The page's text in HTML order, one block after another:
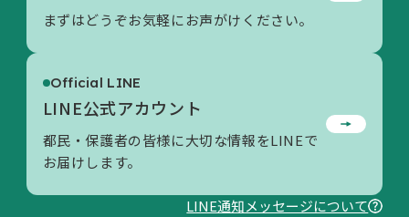
まずはどうぞお気軽にお声がけください。
Official LINE
LINE公式アカウント
都民・保護者の皆様に大切な情報をLINEで
お届けします。
LINE通知メッセージについて